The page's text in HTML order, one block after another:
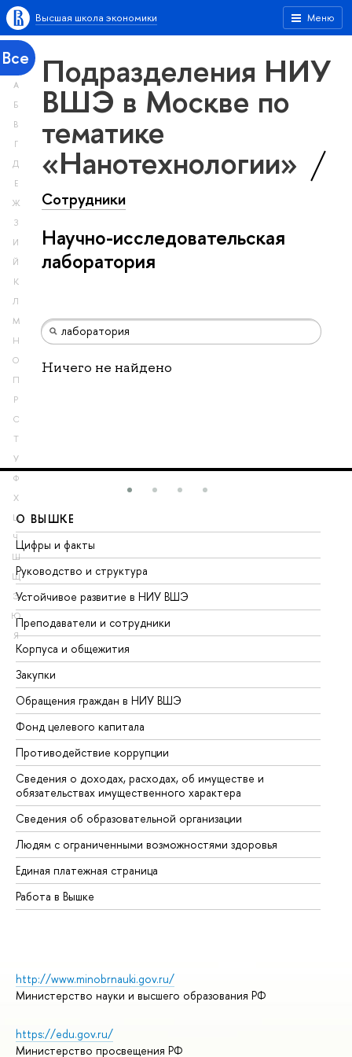
Меню
Высшая школа экономики
Все
А
Б
В
Г
Д
Е
Ж
З
И
Й
К
Л
М
Н
О
П
Р
С
Т
У
Ф
Х
Ц
Ч
Ш
Щ
Э
Ю
Я
Подразделения НИУ
ВШЭ в Москве по
тематике
«Нанотехнологии»
Сотрудники
Научно-исследовательская
лаборатория
Ничего не найдено
О ВЫШКЕ
Цифры и факты
Руководство и структура
Устойчивое развитие в НИУ ВШЭ
Преподаватели и сотрудники
Корпуса и общежития
Закупки
Обращения граждан в НИУ ВШЭ
Фонд целевого капитала
Противодействие коррупции
Сведения о доходах, расходах, об имуществе и
обязательствах имущественного характера
Сведения об образовательной организации
Людям с ограниченными возможностями здоровья
Единая платежная страница
Работа в Вышке
http://www.minobrnauki.gov.ru/
Министерство науки и высшего образования РФ
https://edu.gov.ru/
Министерство просвещения РФ